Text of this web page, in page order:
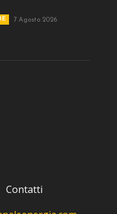
7 Agosto 2026
Contatti